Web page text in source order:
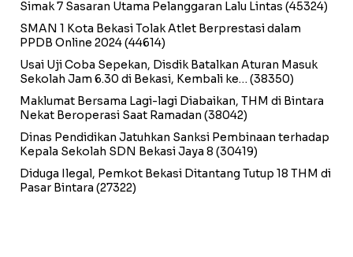
Simak 7 Sasaran Utama Pelanggaran Lalu Lintas (45324)
SMAN 1 Kota Bekasi Tolak Atlet Berprestasi dalam
PPDB Online 2024(44614)
Usai Uji Coba Sepekan, Disdik Batalkan Aturan Masuk
Sekolah Jam 6.30 di Bekasi, Kembali ke… (38350)
Maklumat Bersama Lagi-lagi Diabaikan, THM di Bintara
Nekat Beroperasi Saat Ramadan (38042)
Dinas Pendidikan Jatuhkan Sanksi Pembinaan terhadap
Kepala Sekolah SDN Bekasi Jaya 8 (30419)
Diduga Ilegal, Pemkot Bekasi Ditantang Tutup 18 THM di
Pasar Bintara (27322)